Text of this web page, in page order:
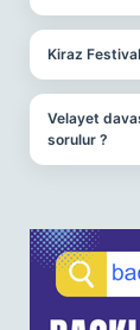
Kiraz
Velayet
sorulur ?